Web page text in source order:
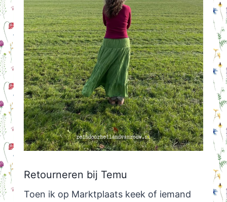
Retourneren bij Temu
Toen ik op Marktplaats keek of iemand